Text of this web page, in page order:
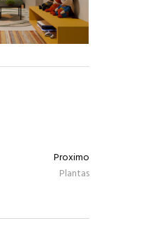
Proximo
Plantas